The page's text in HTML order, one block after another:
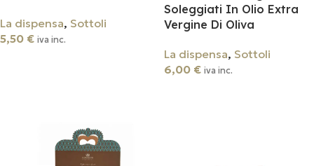
La dispensa, Sottoli
5,50 € iva inc.
Soleggiati In Olio Extra
Vergine Di Oliva
La dispensa, Sottoli
6,00 € iva inc.